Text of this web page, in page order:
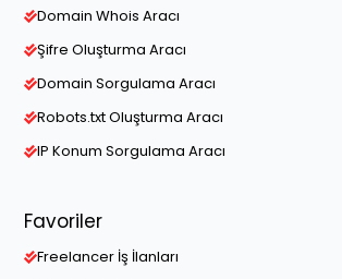
Domain Whois Aracı
Şifre Oluşturma Aracı
Domain Sorgulama Aracı
Robots.txt Oluşturma Aracı
IP Konum Sorgulama Aracı
Favoriler
Freelancer İş İlanları